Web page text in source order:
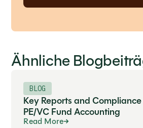
Ähnliche
BLOG
Key Reports and
PE/VC Fund Accounting
Read More